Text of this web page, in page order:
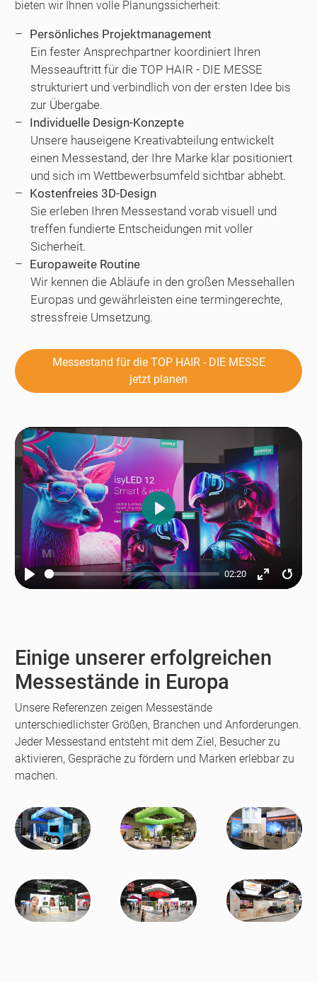
bieten wir Ihnen volle Planungssicherheit:
Persönliches Projektmanagement
Ein fester Ansprechpartner koordiniert Ihren
Messeauftritt für die TOP HAIR - DIE MESSE
strukturiert und verbindlich von der ersten Idee bis
zur Übergabe.
Individuelle Design-Konzepte
Unsere hauseigene Kreativabteilung entwickelt
einen Messestand, der Ihre Marke klar positioniert
und sich im Wettbewerbsumfeld sichtbar abhebt.
Kostenfreies 3D-Design
Sie erleben Ihren Messestand vorab visuell und
treffen fundierte Entscheidungen mit voller
Sicherheit.
Europaweite Routine
Wir kennen die Abläufe in den großen Messehallen
Europas und gewährleisten eine termingerechte,
stressfreie Umsetzung.
Messestand für die TOP HAIR - DIE MESSE
jetzt planen
Play
02:20
Enter
Play
Einige unserer erfolgreichen
Messestände in Europa
Unsere Referenzen zeigen Messestände
unterschiedlichster Größen, Branchen und Anforderungen.
Jeder Messestand entsteht mit dem Ziel, Besucher zu
aktivieren, Gespräche zu fördern und Marken erlebbar zu
machen.